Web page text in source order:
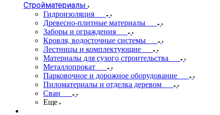
Стройматериалы
Гидроизоляция
Древесно-плитные материалы
Заборы и ограждения
Кровля, водосточные системы
Лестницы и комплектующие
Материалы для сухого строительства
Металлопрокат
Парковочное и дорожное оборудование
Пиломатериалы и отделка деревом
Сваи
Еще